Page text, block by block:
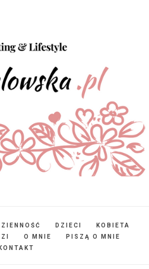
DZIECI
KOBIETA
O MNIE
PISZĄ O MNIE
KONTAKT